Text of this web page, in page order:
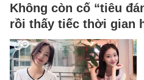
Không còn cố “tiêu
rồi thấy tiếc thời gian